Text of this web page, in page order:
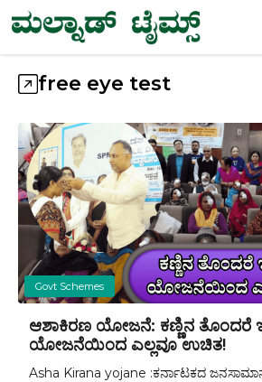
Skip
to
content
free eye test
Govt Schemes
ಆಶಾಕಿರಣ ಯೋಜನೆ: ಕಣ್ಣಿನ
ಯೋಜನೆಯಿಂದ ಎಲ್ಲವೂ ಉಚಿತ!
Asha Kirana yojane :ಕರ್ನಾಟಕದ